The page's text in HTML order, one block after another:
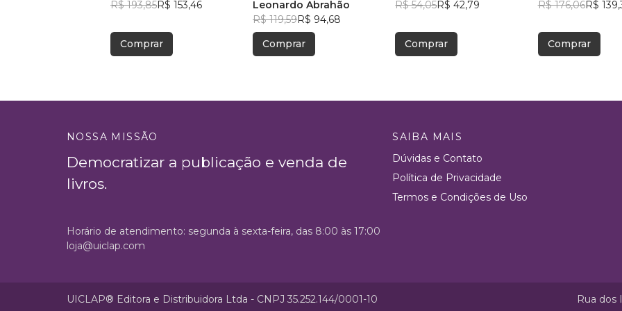
R$ 193,85R$ 153,46
Comprar
Leonardo Abrahão
R$ 119,59R$ 94,68
Comprar
R$ 54,05R$ 42,79
Comprar
R$ 176,06R$
Comprar
NOSSA MISSÃO
Democratizar a publicação e venda de
livros.
SAIBA MAIS
Dúvidas e Contato
Política de Privacidade
Termos e Condições de Uso
Horário de atendimento: segunda à sexta-feira, das 8:00 às 17:00
loja@uiclap.com
UICLAP® Editora e Distribuidora Ltda - CNPJ 35.252.144/0001-10 Rua dos